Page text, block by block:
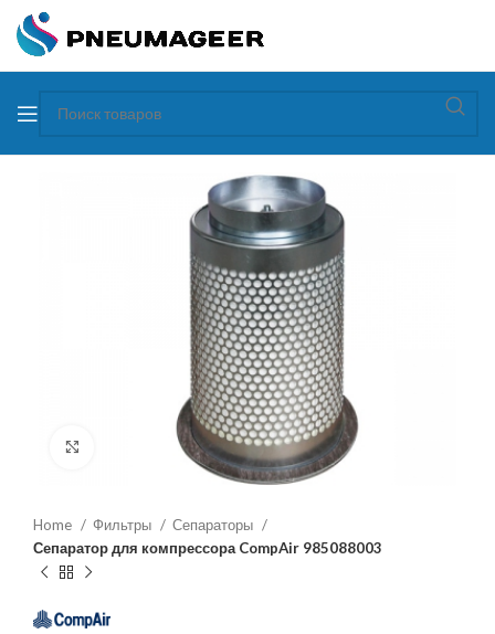
Home Фильтры
Сепараторы
Сепаратор для компрессора CompAir 985088003